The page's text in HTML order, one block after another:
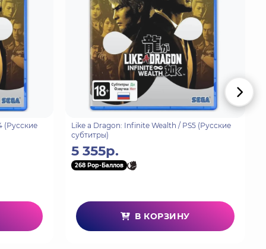
Эта глава неустаревающей саги,
и упорству Дзина Кадзама.
славится серия Tekken. Сражения стали ещё
в восторг как игроков, так и зрителей.
день!
по миру Tekken. Сражайтесь с различными
а также откройте множество предметов для
(Русские
Like a Dragon: Infinite Wealth / PS5 (Русские
субтитры)
5 355р.
268 Pop-Баллов
В КОРЗИНУ